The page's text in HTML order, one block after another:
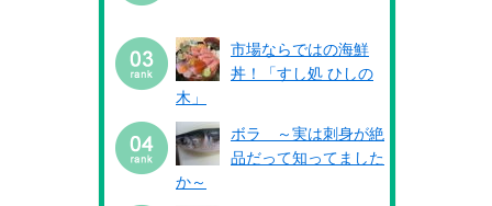
市場ならではの海鮮
丼！「すし処 ひしの
木」
ボラ ～実は刺身が絶
品だって知ってました
か～